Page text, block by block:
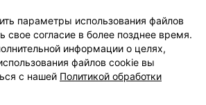
в недоступном для ребенка
ребенок не мог увидеть его!
истечения срока годности,
параметры использования файлов
свое согласие в более позднее время.
информации о целях,
файлов cookie вы
с нашей Политикой обработки